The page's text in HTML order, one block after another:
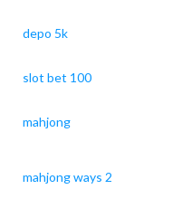
depo 5k
slot bet 100
mahjong
mahjong ways 2